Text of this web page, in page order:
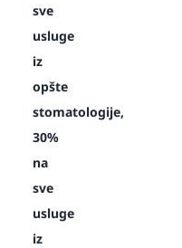
sve
usluge
iz
opšte
stomatologije,
30%
na
sve
usluge
iz